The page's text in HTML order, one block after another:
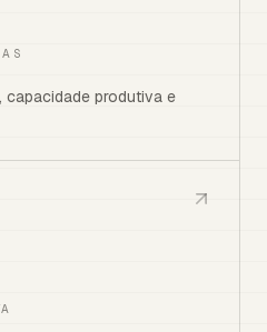
capacidade produtiva e